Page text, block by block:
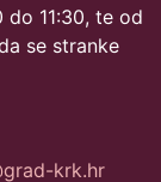
do 11:30, te od
se stranke
krk.hr